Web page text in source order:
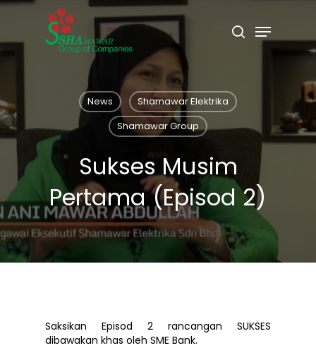
Skip
search
Menu
News
Shamawar Elektrika
Shamawar Group
Sukses Musim
Pertama (Episod 2)
Saksikan Episod 2 rancangan SUKSES
dibawakan khas oleh SME Bank.
Close